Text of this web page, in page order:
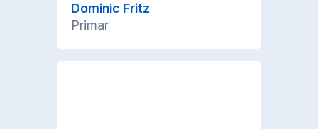
Dominic Fritz
Primar